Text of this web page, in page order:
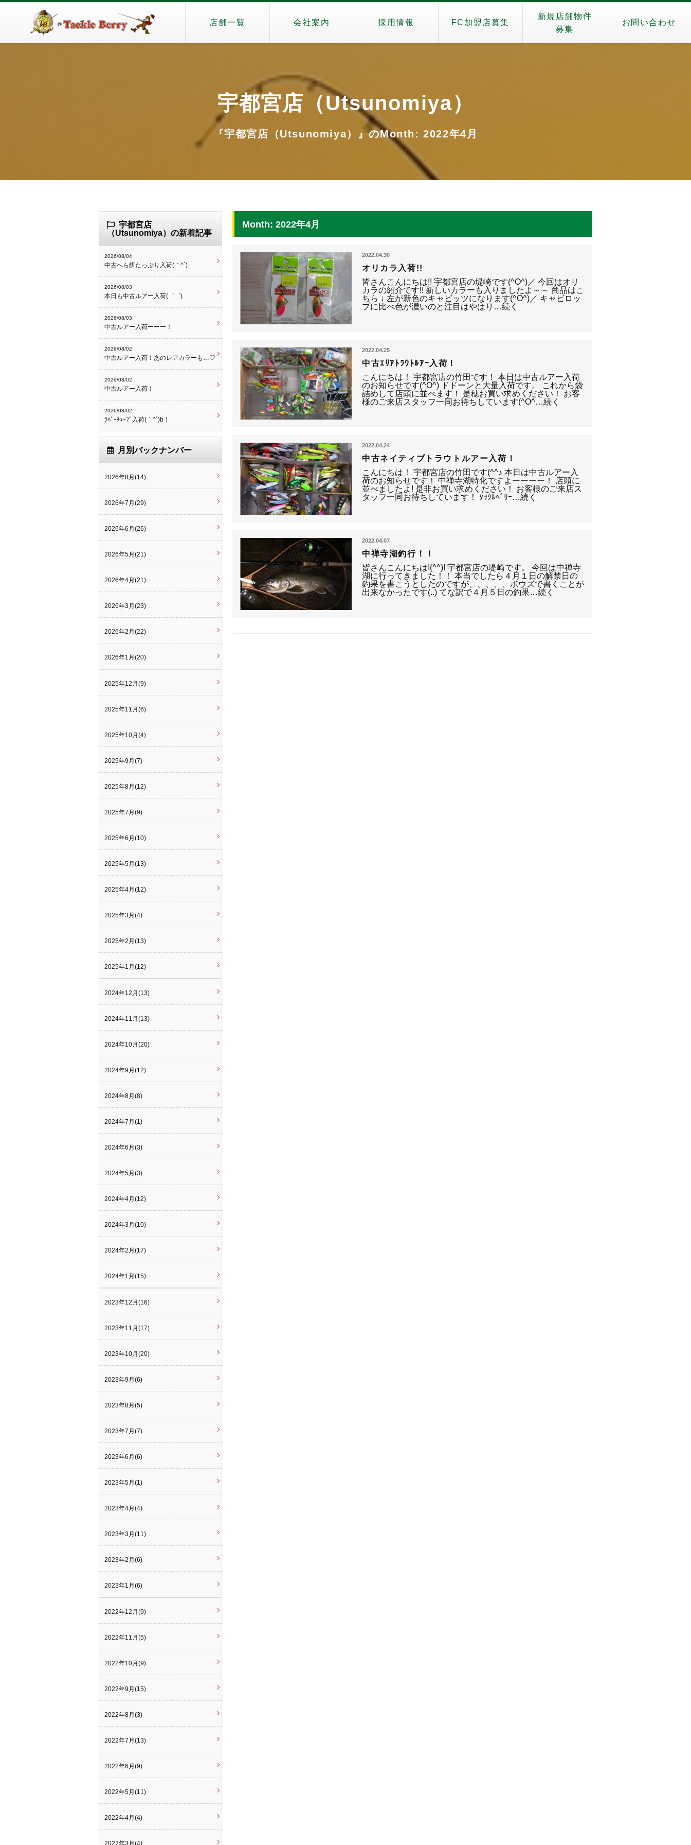
店舗一覧 会社案内 採用情報 FC加盟店募集
新規店舗物件
募集
お問い合わせ
宇都宮店（Utsunomiya）
『宇都宮店（Utsunomiya）』のMonth: 2022年4月
Month: 2022年4月
2022.04.30
オリカラ入荷!!
皆さんこんにちは!! 宇都宮店の堤崎です(^O^)／ 今回はオリ
カラの紹介です!! 新しいカラーも入りましたよ～～ 商品はこ
ちら ↓ 左が新色のキャビッツになります(^O^)／ キャビロッ
プに比べ色が濃いのと注目はやはり…続く
2022.04.25
中古ｴﾘｱﾄﾗｳﾄﾙｱｰ入荷！
こんにちは！ 宇都宮店の竹田です！ 本日は中古ルアー入荷
のお知らせです(^O^) ドドーンと大量入荷です。 これから袋
詰めして店頭に並べます！ 是穂お買い求めください！ お客
様のご来店スタッフ一同お待ちしています(^O^…続く
2022.04.24
中古ネイティブトラウトルアー入荷！
こんにちは！ 宇都宮店の竹田です(^^♪ 本日は中古ルアー入
荷のお知らせです！ 中禅寺湖特化ですよーーーー！ 店頭に
並べましたよ! 是非お買い求めください！ お客様のご来店ス
タッフ一同お待ちしています！ ﾀｯｸﾙﾍﾞﾘｰ…続く
2022.04.07
中禅寺湖釣行！！
皆さんこんにちは!(^^)! 宇都宮店の堤崎です。 今回は中禅寺
湖に行ってきました！！ 本当でしたら４月１日の解禁日の
釣果を書こうとしたのですが、、、、、ボウズで書くことが
出来なかったです(..) てな訳で４月５日の釣果…続く
宇都宮店
（Utsunomiya）の新着記事
2026/08/04
中古へら餌たっぷり入荷(｀^´)
2026/08/03
本日も中古ルアー入荷(゜゜)
2026/08/03
中古ルアー入荷ーーー！
2026/08/02
中古ルアー入荷！あのレアカラーも…♡
2026/08/02
中古ルアー入荷！
2026/08/02
ﾗﾊﾞｰﾁｭｰﾌﾞ入荷(｀^´)b！
月別バックナンバー
2026年8月(14)
2026年7月(29)
2026年6月(26)
2026年5月(21)
2026年4月(21)
2026年3月(23)
2026年2月(22)
2026年1月(20)
2025年12月(9)
2025年11月(6)
2025年10月(4)
2025年9月(7)
2025年8月(12)
2025年7月(9)
2025年6月(10)
2025年5月(13)
2025年4月(12)
2025年3月(4)
2025年2月(13)
2025年1月(12)
2024年12月(13)
2024年11月(13)
2024年10月(20)
2024年9月(12)
2024年8月(8)
2024年7月(1)
2024年6月(3)
2024年5月(3)
2024年4月(12)
2024年3月(10)
2024年2月(17)
2024年1月(15)
2023年12月(16)
2023年11月(17)
2023年10月(20)
2023年9月(6)
2023年8月(5)
2023年7月(7)
2023年6月(6)
2023年5月(1)
2023年4月(4)
2023年3月(11)
2023年2月(6)
2023年1月(6)
2022年12月(9)
2022年11月(5)
2022年10月(9)
2022年9月(15)
2022年8月(3)
2022年7月(13)
2022年6月(9)
2022年5月(11)
2022年4月(4)
2022年3月(4)